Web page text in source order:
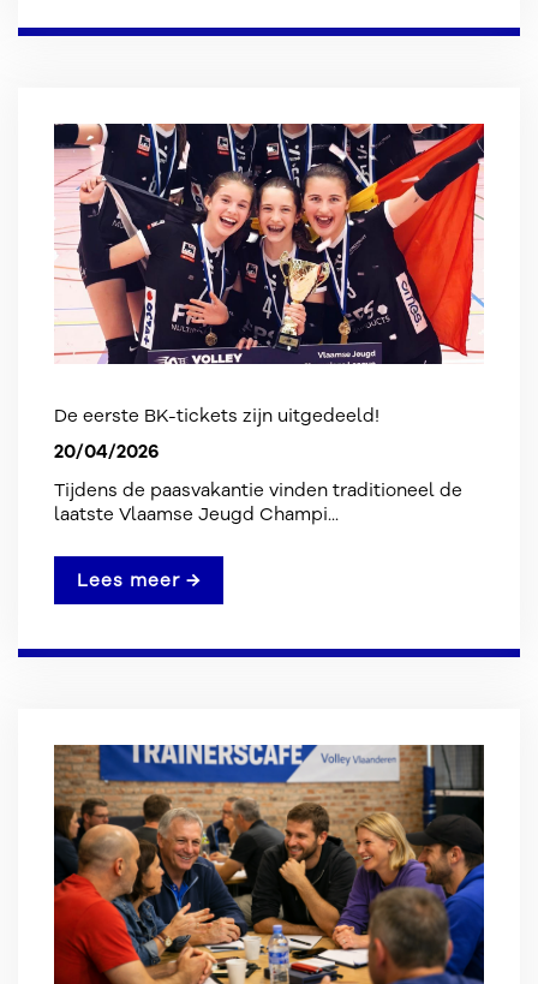
De eerste BK-tickets zijn uitgedeeld!
20/04/2026
Tijdens de paasvakantie vinden traditioneel de
laatste Vlaamse Jeugd Champi...
Lees meer →